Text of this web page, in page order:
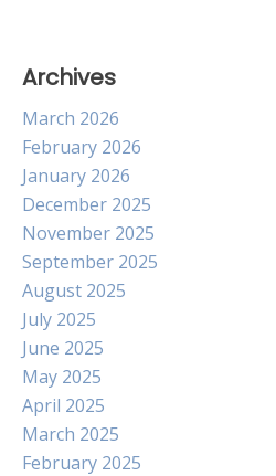
Archives
March 2026
February 2026
January 2026
December 2025
November 2025
September 2025
August 2025
July 2025
June 2025
May 2025
April 2025
March 2025
February 2025